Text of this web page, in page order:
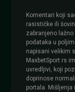
Komentari koji
rasističke ili
zabranjeno
podataka u
napisani velikim
MaxbetSport.rs
uvredljivi, koji
doprinose
portala.